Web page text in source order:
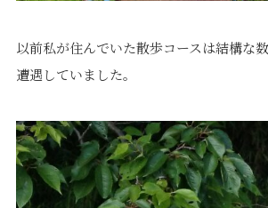
以前私が住んでいた散歩コースは結構な
遭遇していました。